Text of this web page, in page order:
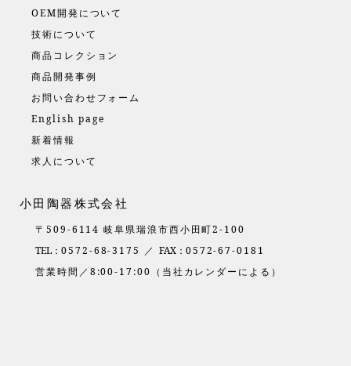
OEM開発について
技術について
商品コレクション
商品開発事例
お問い合わせフォーム
English page
新着情報
求人について
小田陶器株式会社
〒509-6114 岐阜県瑞浪市西小田町2-100
TEL： 0572-68-3175 ／ FAX： 0572-67-0181
営業時間／8:00-17:00（当社カレンダーによる）